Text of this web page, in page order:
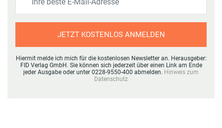
JETZT KOSTENLOS ANMELDEN
Hiermit melde ich mich für die kostenlosen Newsletter an. Herausgeber:
FID Verlag GmbH. Sie können sich jederzeit über einen Link am Ende
jeder Ausgabe oder unter 0228-9550-400 abmelden. Hinweis zum
Datenschutz